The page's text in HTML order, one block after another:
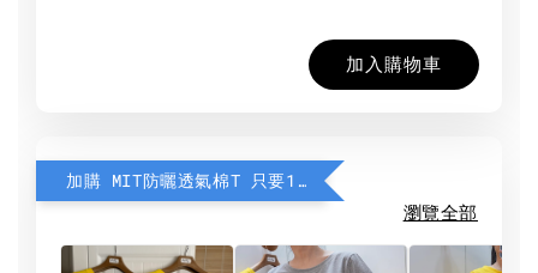
加入購物車
加購 MIT防曬透氣棉T 只要190元
瀏覽全部